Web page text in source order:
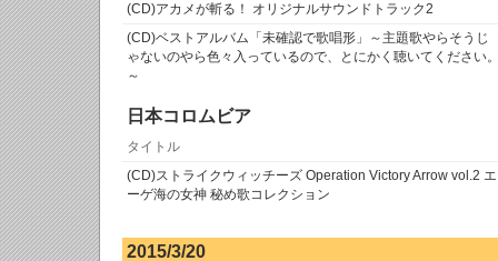
(CD)アカメが斬る！ オリジナルサウンドトラック2
(CD)ベストアルバム「未確認で歌唱形」～主題歌やらそうじ
ゃないのやら色々入っているので、とにかく聴いてください
～
日本コロムビア
タイトル
(CD)ストライクウィッチーズ Operation Victory Arrow vol.2 エ
ーゲ海の女神 秘め歌コレクション
2015/3/20